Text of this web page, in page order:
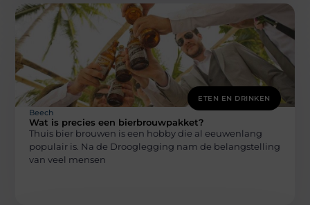
ETEN EN DRINKEN
Beech
Wat is precies een bierbrouwpakket?
Thuis bier brouwen is een hobby die al eeuwenlang
populair is. Na de Drooglegging nam de belangstelling
van veel mensen